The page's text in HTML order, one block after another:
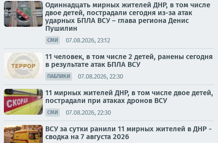
Одиннадцать мирных жителей ДНР, в том числе
двое детей, пострадали сегодня из-за атак
ударных БПЛА ВСУ – глава региона Денис
Пушилин
СМИ 07.08.2026, 23:12
11 человек, в том числе 2 детей, ранены сегодня
в результате атак БПЛА ВСУ
ПАБЛИКИ 07.08.2026, 22:30
11 мирных жителей ДНР, в том числе двое детей,
пострадали при атаках дронов ВСУ
СМИ 07.08.2026, 22:30
ВСУ за сутки ранили 11 мирных жителей в ДНР -
сводка на 7 августа 2026